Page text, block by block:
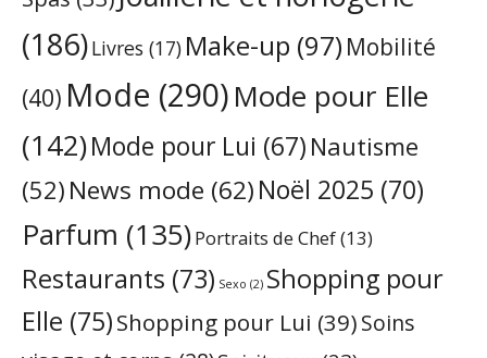
(186)Livres (17) Make-up (97) Mobilité
(40) Mode (290)Mode pour Elle
(142)Mode pour Lui (67) Nautisme
(52) News mode (62)Noël 2025 (70)
Parfum (135)Portraits de Chef(13)
Restaurants (73) Sexo (2) Shopping pour
Elle (75)Shopping pour Lui (39)Soins